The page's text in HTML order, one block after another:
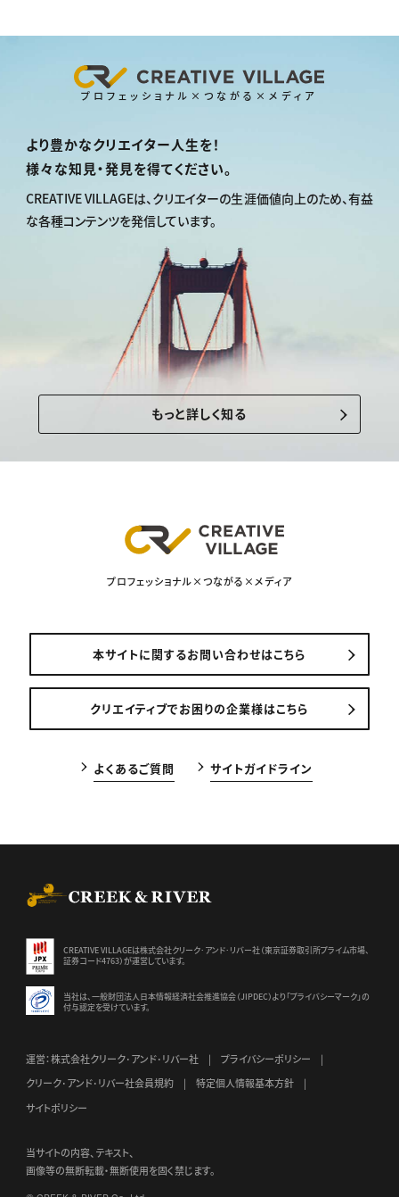
プロフェッショナル×つながる×メディア
より豊かなクリエイター人生を！
様々な知見・発見を得てください。
CREATIVE VILLAGEは、 クリエイターの生涯価値向上のため、有益
な各種コンテンツを発信しています。
もっと詳しく知る
プロフェッショナル×つながる×メディア
本サイトに関するお問い合わせはこちら
クリエイティブでお困りの企業様はこちら
よくあるご質問 サイトガイドライン
CREATIVE VILLAGEは株式会社クリーク･アンド･リバー社（東京証券取引所プライム市場、
証券コード4763）が運営しています。
当社は、一般財団法人日本情報経済社会推進協会（JIPDEC）より 「プライバシーマーク」の
付与認定を受けています。
運営：株式会社クリーク･アンド･リバー社
プライバシーポリシー
クリーク･アンド･リバー社会員規約
特定個人情報基本方針
サイトポリシー
当サイトの内容、テキスト、
画像等の無断転載・無断使用を固く禁じます。